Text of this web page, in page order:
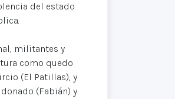
del estado
militantes y
como quedo
(El Patillas), y
(Fabián) y